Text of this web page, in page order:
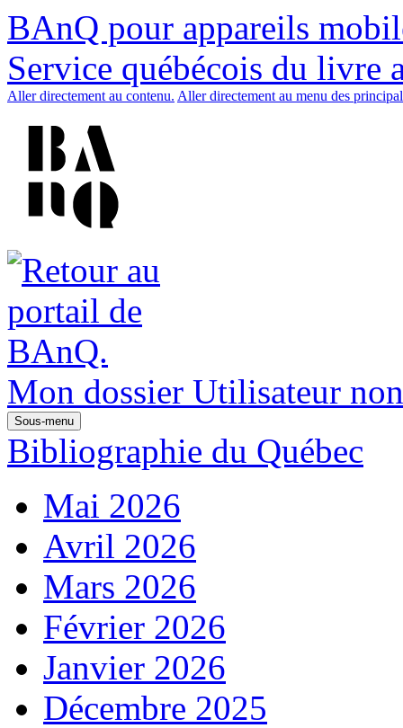
BAnQ pour appareils
Service québécois du livre
Aller directement au contenu. Aller directement au menu des
Mon dossier Utilisateur
Sous-menu
Bibliographie du Québec
Mai 2026
Avril 2026
Mars 2026
Février 2026
Janvier 2026
Décembre 2025